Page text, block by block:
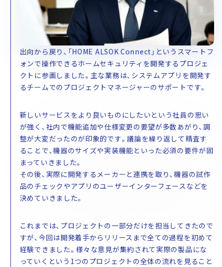
出向から戻り、「HOME ALSOK Connect」というスマートフ
ォンで操作できるホームセキュリティを開発するプロジェ
クトに参画しました。主な業務は、システムアプリを開発す
るチームでのプロジェクトマネージャーのサポートです。
新しいサービスをより良いものにしたいという社員の思い
が強く、社内で機能追加や仕様変更の要望が多数あがり、調
整が大変だったのが印象的です。議論を繰り返して精査す
ることで、機器のサイズや実装機能といった必須の要件が固
まっていきました。
その後、実際に開発するメーカーと連携を取り、機器の試作
品のチェックやアプリのユーザーインターフェースなどを
決めていきました。
これまでは、プロジェクトの一部分だけを担当してきたので
すが、今回は開発着手からリリースまで全ての過程を初めて
経験できました。様々な意見が集約されて実際の製品にな
っていくという1つのプロジェクトの全体の流れを見ること